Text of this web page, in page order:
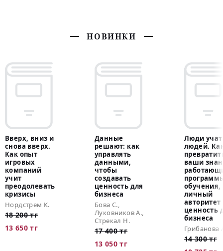
НОВИНКИ
Вверх, вниз и
снова вверх.
Как опыт
игровых
компаний
учит
преодолевать
кризисы
Нордстрем К.
18 200 тг
13 650 тг
Данные
решают: как
управлять
данными,
чтобы
создавать
ценность для
бизнеса
Бова С.,
Луковников А.,
Стрекал Н.
17 400 тг
13 050 тг
Люди учат
людей.
ваши
обучения,
личный
авторитет
ценность
бизнеса
Грибанова
14 300 тг